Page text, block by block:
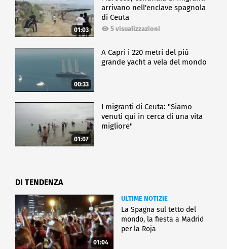
01:03
arrivano nell'enclave spagnola
di Ceuta
5 visualizzazioni
00:33
A Capri i 220 metri del più
grande yacht a vela del mondo
01:07
I migranti di Ceuta: "Siamo
venuti qui in cerca di una vita
migliore"
DI TENDENZA
01:04
ULTIME NOTIZIE
La Spagna sul tetto del
mondo, la fiesta a Madrid
per la Roja